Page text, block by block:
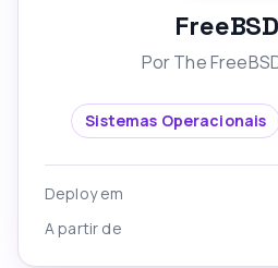
PorThe
Sistemas Operacionais
Deploy em
A partir de